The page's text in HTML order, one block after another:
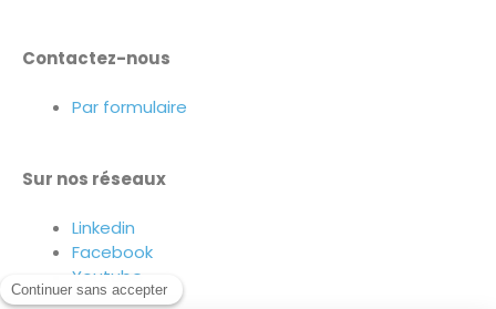
Contactez-nous
Par formulaire
Sur nos réseaux
Linkedin
Facebook
Youtube